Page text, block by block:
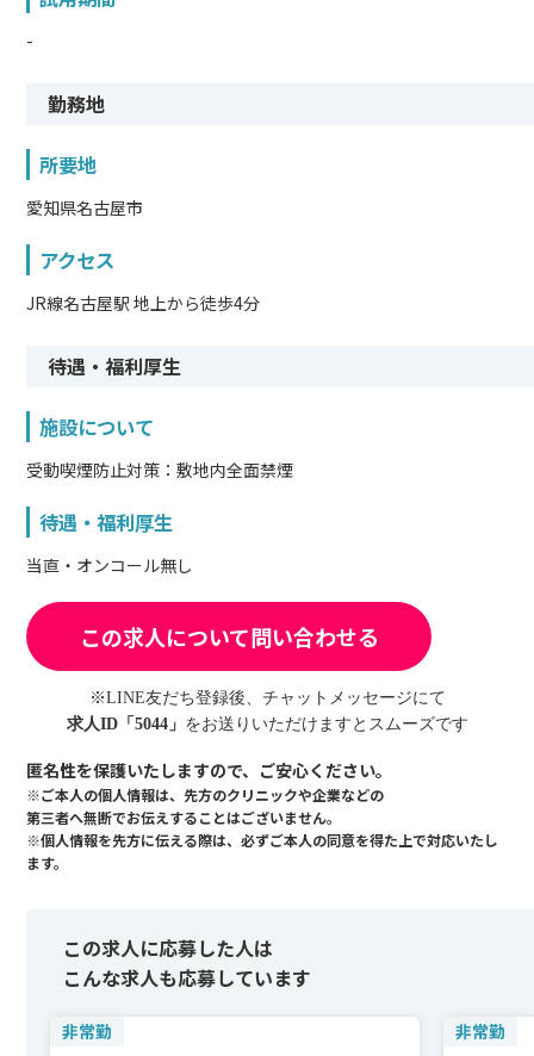
-
勤務地
所要地
愛知県名古屋市
アクセス
JR線名古屋駅 地上から徒歩4分
待遇・福利厚生
施設について
受動喫煙防止対策：敷地内全面禁煙
待遇・福利厚生
当直・オンコール無し
この求人について問い合わせる
※LINE友だち登録後、チャットメッセージにて
求人ID「5044」 をお送りいただけますとスムーズです
匿名性を保護いたしますので、ご安心ください。
※ご本人の個人情報は、先方のクリニックや企業などの
第三者へ無断でお伝えすることはございません。
※個人情報を先方に伝える際は、必ずご本人の同意を得た上で対応いたし
ます。
この求人に応募した人は
こんな求人も応募しています
非常勤 非常勤